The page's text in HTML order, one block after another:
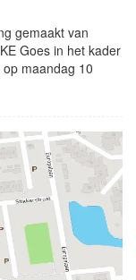
gemaakt van
Goes in het kader
maandag 10